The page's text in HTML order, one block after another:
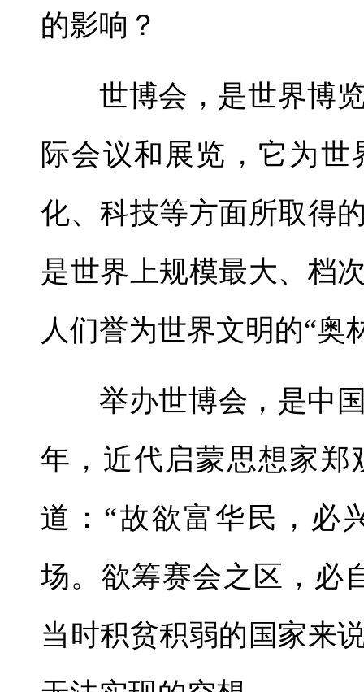
的影响？
世博会，是世界博
际会议和展览，它为
化、科技等方面所取得
是世界上规模最大、档
人们誉为世界文明的“奥
举办世博会，是中
年，近代启蒙思想家
道：“故欲富华民，必
场。欲筹赛会之区，必
当时积贫积弱的国家来